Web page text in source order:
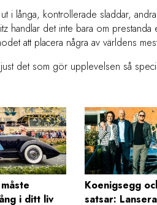
i långa, kontrollerade sladdar,
handlar det inte bara om
att placera några av världens
det som gör upplevelsen så
i ditt liv
Koenigsegg
satsar: